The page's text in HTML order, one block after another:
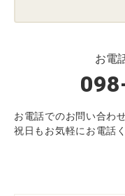
お電
お電話でのお問い合わ
祝日もお気軽にお電話